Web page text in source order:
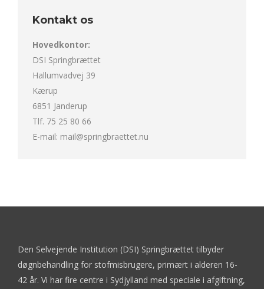
Kontakt os
Hovedkontor:
DSI Springbrættet
Hallumvadvej 39
Kærup
6851 Janderup
Tlf. 75 25 80 66
E-mail: mail@springbraettet.nu
Den Selvejende Institution (DSI) Springbrættet tilbyder
døgnbehandling for stofmisbrugere, primært i alderen 16-
42 år. Vi har fire centre i Sydjylland med speciale i afgiftning,